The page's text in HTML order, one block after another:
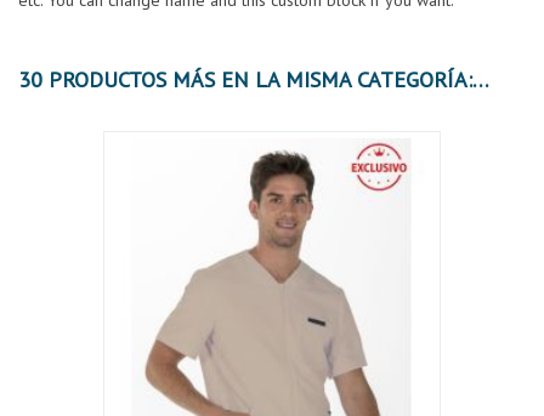
30 PRODUCTOS MÁS EN LA MISMA CATEGORÍA: